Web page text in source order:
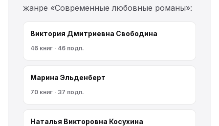
жанре «Современные любовные романы»:
Виктория Дмитриевна Свободина
46 книг · 46 подп.
Марина Эльденберт
70 книг · 37 подп.
Наталья Викторовна Косухина